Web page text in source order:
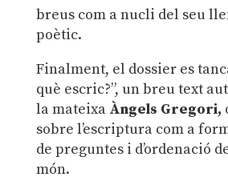
breus com a nucli del seu
poètic.
Finalment, el dossier es
què escric?”, un breu text
la mateixa Àngels Gregori,
sobre l’escriptura com a
de preguntes i d’ordenació
món.